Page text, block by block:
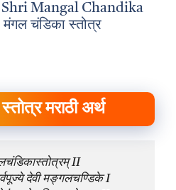
Mangal Chandika
चंडिका स्तोत्र
मराठी अर्थ
II
देवी मङ्गलचण्डिके I